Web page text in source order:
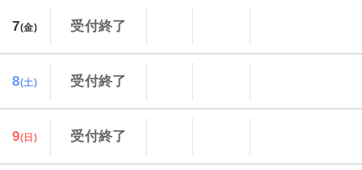
7(金) 受付終了
8(土) 受付終了
9(日) 受付終了